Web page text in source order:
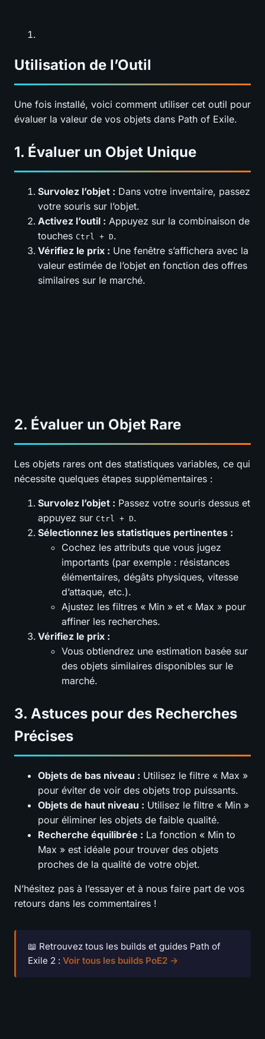
Utilisation de l’Outil
Une fois installé, voici comment utiliser cet outil pour
évaluer la valeur de vos objets dans Path of Exile.
1. Évaluer un Objet Unique
Survolez l’objet : Dans votre inventaire, passez
votre souris sur l’objet.
Activez l’outil : Appuyez sur la combinaison de
touches Ctrl + D.
Vérifiez le prix : Une fenêtre s’affichera avec la
valeur estimée de l’objet en fonction des offres
similaires sur le marché.
2. Évaluer un Objet Rare
Les objets rares ont des statistiques variables, ce qui
nécessite quelques étapes supplémentaires :
Survolez l’objet : Passez votre souris dessus et
appuyez sur Ctrl + D.
Sélectionnez les statistiques pertinentes :
Cochez les attributs que vous jugez
importants (par exemple : résistances
élémentaires, dégâts physiques, vitesse
d’attaque, etc.).
Ajustez les filtres « Min » et « Max » pour
affiner les recherches.
Vérifiez le prix :
Vous obtiendrez une estimation basée sur
des objets similaires disponibles sur le
marché.
3. Astuces pour des Recherches
Précises
Objets de bas niveau : Utilisez le filtre « Max »
pour éviter de voir des objets trop puissants.
Objets de haut niveau : Utilisez le filtre « Min »
pour éliminer les objets de faible qualité.
Recherche équilibrée : La fonction « Min to
Max » est idéale pour trouver des objets
proches de la qualité de votre objet.
N’hésitez pas à l’essayer et à nous faire part de vos
retours dans les commentaires !
📖 Retrouvez tous les builds et guides Path of
Exile 2 : Voir tous les builds PoE2 →